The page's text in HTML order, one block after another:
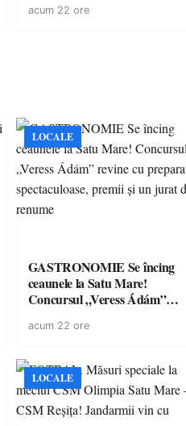
acum 22 ore
LOCALE
GASTRONOMIE Se încing
ceaunele la Satu Mare!
Concursul „Veress Ádám”
spectaculoase, premii și un jurat
acum 22 ore
LOCALE